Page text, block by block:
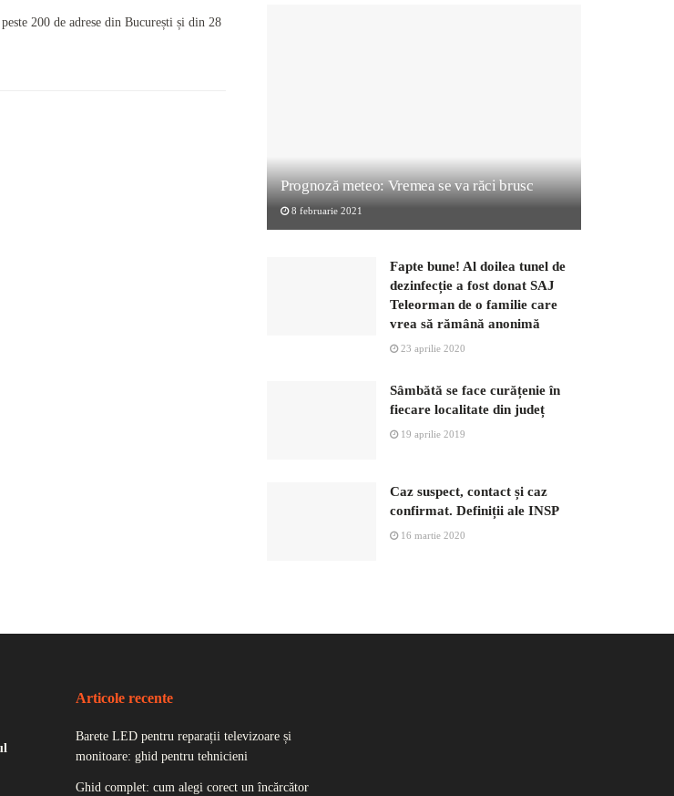
200 de adrese din București și din 28
Prognoză meteo: Vremea se va răci brusc
8 februarie 2021
Fapte bune! Al doilea tunel de
dezinfecție a fost donat SAJ
Teleorman de o familie care
vrea să rămână anonimă
23 aprilie 2020
Sâmbătă se face curățenie în
fiecare localitate din județ
19 aprilie 2019
Caz suspect, contact și caz
confirmat. Definiții ale INSP
16 martie 2020
Articole recente
Barete LED pentru reparații televizoare și
monitoare: ghid pentru tehnicieni
Ghid complet: cum alegi corect un încărcător